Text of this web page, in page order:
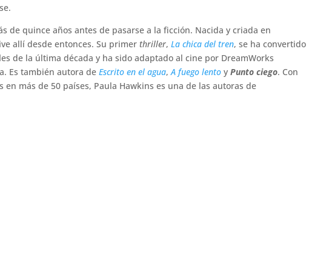
de quince años antes de pasarse a la ficción. Nacida y criada en
allí desde entonces. Su primerthriller, La chica del tren, se ha convertido
de la última década y ha sido adaptado al cine por DreamWorks
Es también autora deEscrito en el agua, A fuego lento yPunto ciego. Con
más de 50 países, Paula Hawkins es una de las autoras de